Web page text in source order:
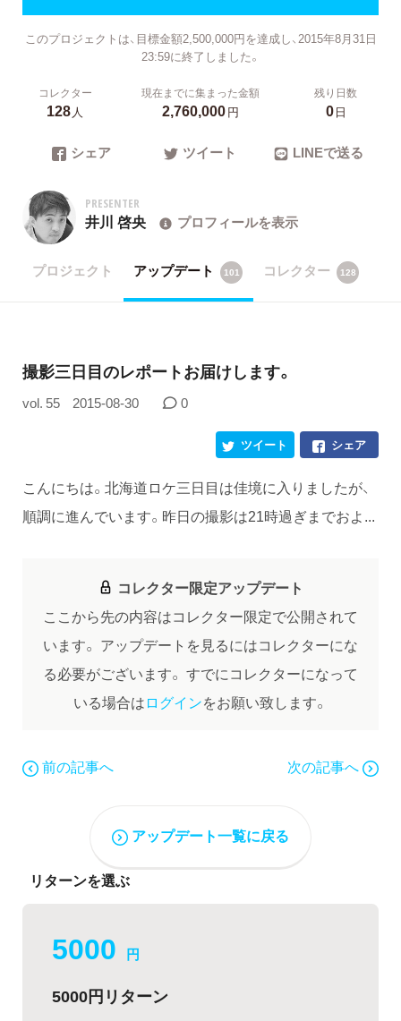
このプロジェクトは、目標金額2,500,000円を達成し、2015年8月31日
23:59に終了しました。
コレクター
128人
現在までに集まった金額
2,760,000円
残り日数
0日
シェア ツイート LINEで送る
PRESENTER
井川 啓央 プロフィールを表示
プロジェクト アップデート 101 コレクター 128
撮影三日目のレポートお届けします。
vol. 55 2015-08-30 0
シェア
ツイート
こんにちは。北海道ロケ三日目は佳境に入りましたが、
順調に進んでいます。昨日の撮影は21時過ぎまでおよ...
コレクター限定アップデート
ここから先の内容はコレクター限定で公開されて
います。 アップデートを見るにはコレクターにな
る必要がございます。 すでにコレクターになって
いる場合はログインをお願い致します。
前の記事へ 次の記事へ
アップデート一覧に戻る
リターンを選ぶ
5000 円
5000円リターン